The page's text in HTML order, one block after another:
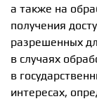
а также на
получения
разрешенных
в случаях
в
интересах,